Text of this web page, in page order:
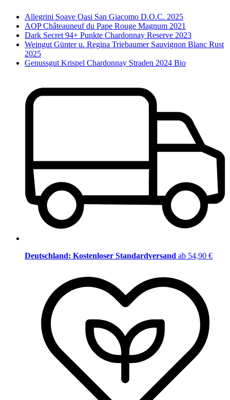
Allegrini Soave Oasi San Giacomo D.O.C. 2025
AOP Châteauneuf du Pape Rouge Magnum 2021
Dark Secret 94+ Punkte Chardonnay Reserve 2023
Weingut Günter u. Regina Triebaumer Sauvignon Blanc Rust
2025
Genussgut Krispel Chardonnay Straden 2024 Bio
Deutschland: Kostenloser Standardversand ab 54,90 €